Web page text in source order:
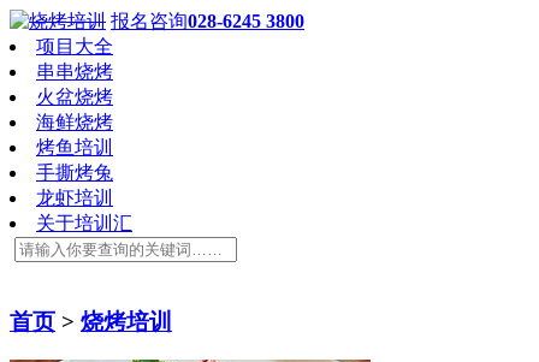
报名咨询028-6245 3800
项目大全
串串烧烤
火盆烧烤
海鲜烧烤
烤鱼培训
手撕烤兔
龙虾培训
关于培训汇
首页 > 烧烤培训